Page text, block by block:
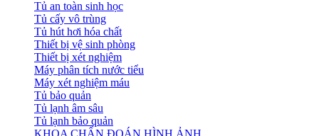
Tủ an toàn sinh học
Tủ cấy vô trùng
Tủ hút hơi hóa chất
Thiết bị vệ sinh phòng
Thiết bị xét nghiệm
Máy phân tích nước tiểu
Máy xét nghiệm máu
Tủ bảo quản
Tủ lạnh âm sâu
Tủ lạnh bảo quản
KHOA CHẨN ĐOÁN HÌNH ẢNH